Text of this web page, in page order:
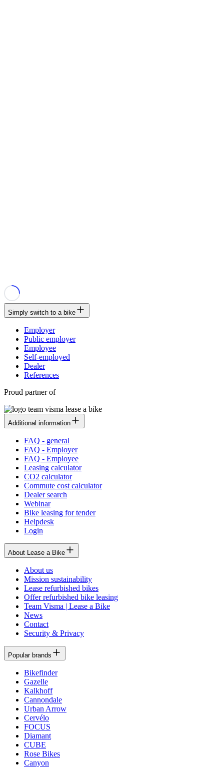
Simply switch to a bike
Employer
Public employer
Employee
Self-employed
Dealer
References
Proud partner of
Additional information
FAQ - general
FAQ - Employer
FAQ - Employee
Leasing calculator
CO2 calculator
Commute cost calculator
Dealer search
Webinar
Bike leasing for tender
Helpdesk
Login
About Lease a Bike
About us
Mission sustainability
Lease refurbished bikes
Offer refurbished bike leasing
Team Visma | Lease a Bike
News
Contact
Security & Privacy
Popular brands
Bikefinder
Gazelle
Kalkhoff
Cannondale
Urban Arrow
Cervélo
FOCUS
Diamant
CUBE
Rose Bikes
Canyon